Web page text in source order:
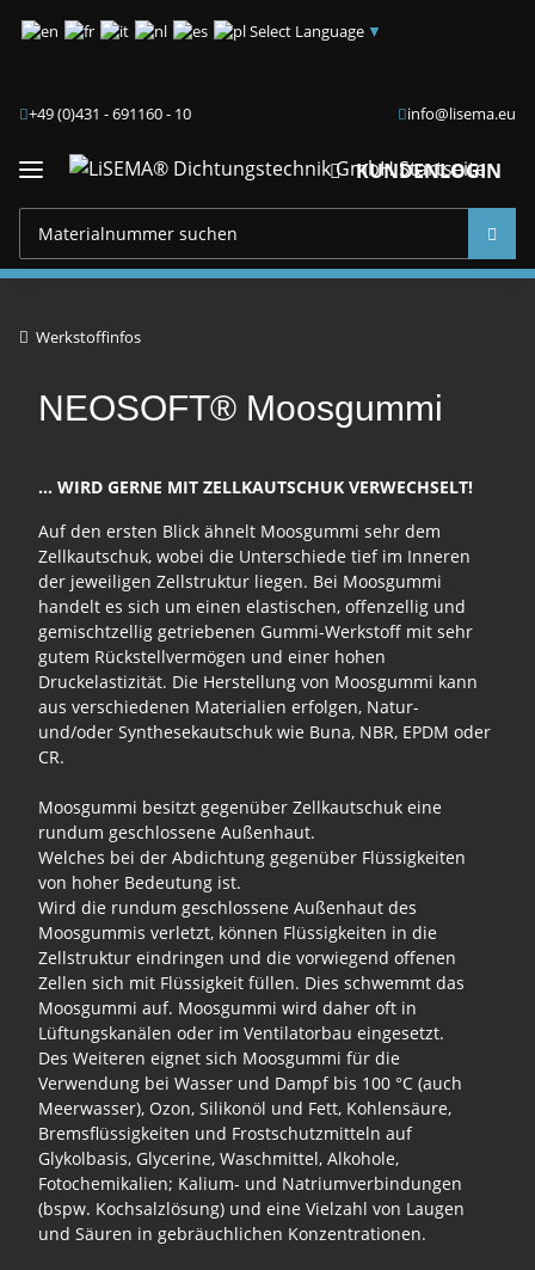
Select Language ▼
+49 (0)431 - 691160 - 10 info@lisema.eu
KUNDENLOGIN
Werkstoffinfos
NEOSOFT® Moosgummi
... WIRD GERNE MIT ZELLKAUTSCHUK VERWECHSELT!
Auf den ersten Blick ähnelt Moosgummi sehr dem
Zellkautschuk, wobei die Unterschiede tief im Inneren
der jeweiligen Zellstruktur liegen. Bei Moosgummi
handelt es sich um einen elastischen, offenzellig und
gemischtzellig getriebenen Gummi-Werkstoff mit sehr
gutem Rückstellvermögen und einer hohen
Druckelastizität. Die Herstellung von Moosgummi kann
aus verschiedenen Materialien erfolgen, Natur-
und/oder Synthesekautschuk wie Buna, NBR, EPDM oder
CR.
Moosgummi besitzt gegenüber Zellkautschuk eine
rundum geschlossene Außenhaut.
Welches bei der Abdichtung gegenüber Flüssigkeiten
von hoher Bedeutung ist.
Wird die rundum geschlossene Außenhaut des
Moosgummis verletzt, können Flüssigkeiten in die
Zellstruktur eindringen und die vorwiegend offenen
Zellen sich mit Flüssigkeit füllen. Dies schwemmt das
Moosgummi auf. Moosgummi wird daher oft in
Lüftungskanälen oder im Ventilatorbau eingesetzt.
Des Weiteren eignet sich Moosgummi für die
Verwendung bei Wasser und Dampf bis 100 °C (auch
Meerwasser), Ozon, Silikonöl und Fett, Kohlensäure,
Bremsflüssigkeiten und Frostschutzmitteln auf
Glykolbasis, Glycerine, Waschmittel, Alkohole,
Fotochemikalien; Kalium- und Natriumverbindungen
(bspw. Kochsalzlösung) und eine Vielzahl von Laugen
und Säuren in gebräuchlichen Konzentrationen.